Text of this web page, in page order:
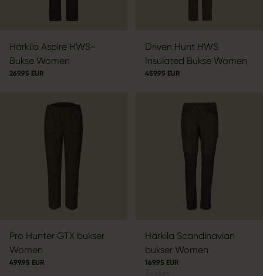
Härkila Aspire HWS-
Bukse Women
269.95 EUR
Driven Hunt HWS
Insulated Bukse Women
459.95 EUR
Pro Hunter GTX bukser
Women
499.95 EUR
Härkila Scandinavian
bukser Women
169.95 EUR